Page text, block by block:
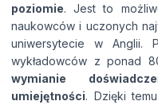
Expert
poziomie. Jest to
naukowców i uczonych
uniwersytecie w Anglii.
wykładowców z ponad
wymianie
umiejętności. Dzięki